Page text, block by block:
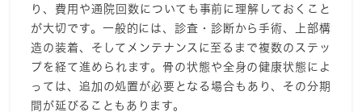
り、費用や通院回数についても事前に理解しておくこと
が大切です。一般的には、診査・診断から手術、上部構
造の装着、そしてメンテナンスに至るまで複数のステッ
プを経て進められます。骨の状態や全身の健康状態によ
っては、追加の処置が必要となる場合もあり、その分期
間が延びることもあります。